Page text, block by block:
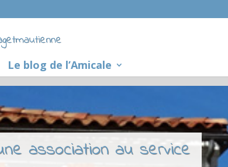
Le blog de l’Amicale
association au service